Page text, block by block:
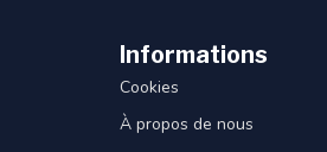
Informations
Cookies
À propos de nous